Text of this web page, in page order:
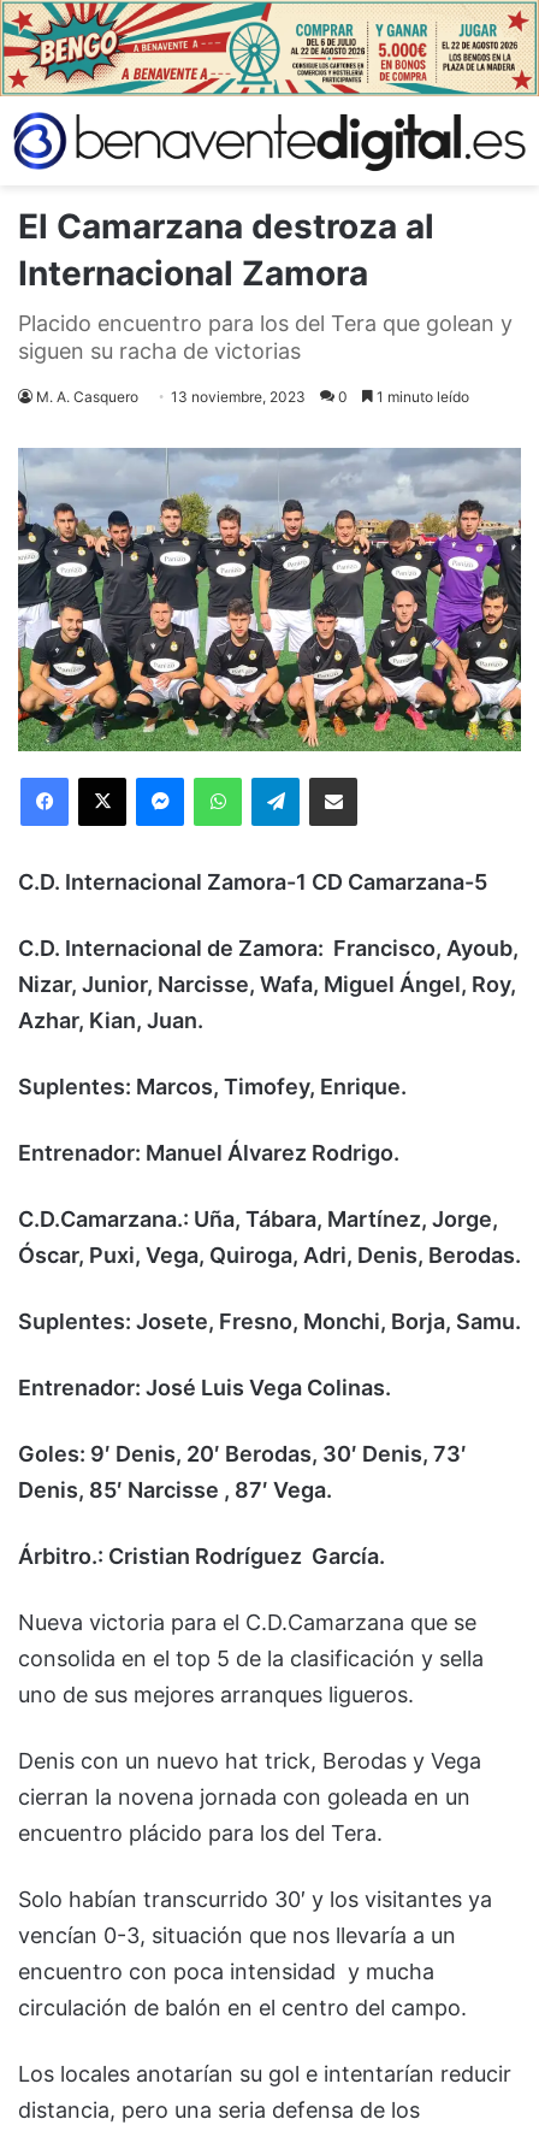
El Camarzana destroza al
Internacional Zamora
Placido encuentro para los del Tera que golean y
siguen su racha de victorias
M. A. Casquero 13 noviembre, 2023 0 1 minuto leído
Facebook
X MessengerWhatsAppTelegramCompartir via Email
C.D. Internacional Zamora-1 CD Camarzana-5
C.D. Internacional de Zamora: Francisco, Ayoub,
Nizar, Junior, Narcisse, Wafa, Miguel Ángel, Roy,
Azhar, Kian, Juan.
Suplentes: Marcos, Timofey, Enrique.
Entrenador: Manuel Álvarez Rodrigo.
C.D.Camarzana.: Uña, Tábara, Martínez, Jorge,
Óscar, Puxi, Vega, Quiroga, Adri, Denis, Berodas.
Suplentes: Josete, Fresno, Monchi, Borja, Samu.
Entrenador: José Luis Vega Colinas.
Goles: 9′ Denis, 20′ Berodas, 30′ Denis, 73′
Denis, 85′ Narcisse , 87′ Vega.
Árbitro.: Cristian Rodríguez García.
Nueva victoria para el C.D.Camarzana que se
consolida en el top 5 de la clasificación y sella
uno de sus mejores arranques ligueros.
Denis con un nuevo hat trick, Berodas y Vega
cierran la novena jornada con goleada en un
encuentro plácido para los del Tera.
Solo habían transcurrido 30′ y los visitantes ya
vencían 0-3, situación que nos llevaría a un
encuentro con poca intensidad y mucha
circulación de balón en el centro del campo.
Los locales anotarían su gol e intentarían reducir
distancia, pero una seria defensa de los